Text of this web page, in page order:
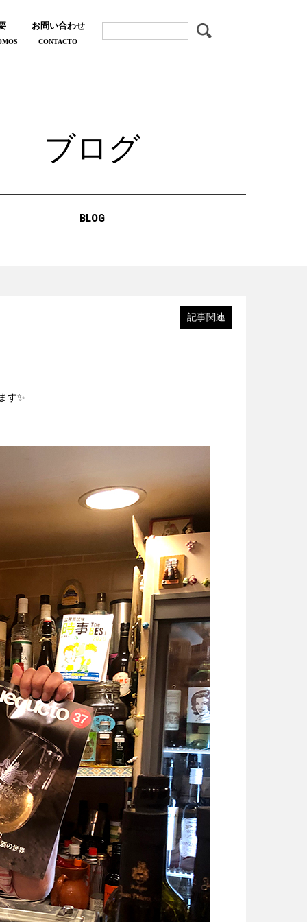
お問い合わせ
CONTACTO
ブログ
BLOG
記事関連
す✨